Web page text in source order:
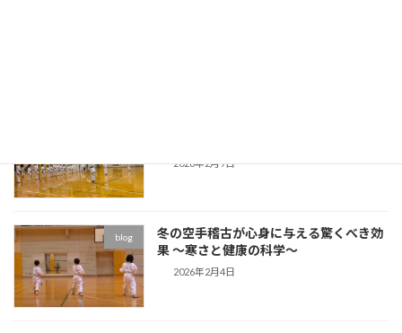
2026年2月9日
blog
冬の空手稽古が心身に与える驚くべき効
果 〜寒さと健康の科学〜
2026年2月4日